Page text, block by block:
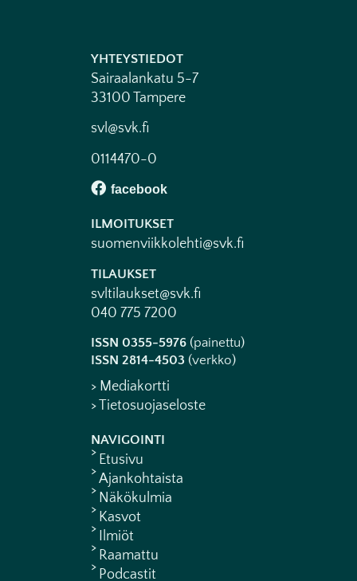
YHTEYSTIEDOT
Sairaalankatu 5-7
33100 Tampere
svl@svk.fi
0114470-0
ILMOITUKSET
suomenviikkolehti@svk.fi
TILAUKSET
svltilaukset@svk.fi
040 775 7200
ISSN 0355-5976 (painettu)
ISSN 2814-4503 (verkko)
> Mediakortti
> Tietosuojaseloste
NAVIGOINTI
Etusivu
Ajankohtaista
Näkökulmia
Kasvot
Ilmiöt
Raamattu
Podcastit